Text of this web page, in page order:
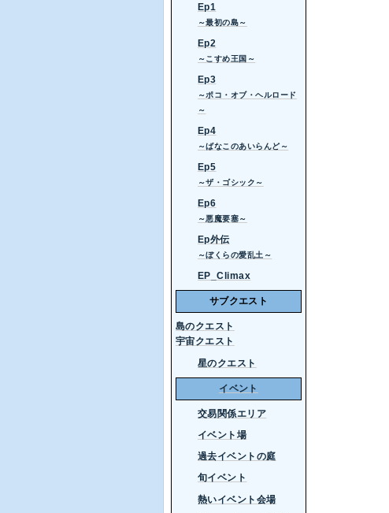
Ep1
～最初の島～
Ep2
～こすめ王国～
Ep3
～ポコ・オブ・ヘルロード
～
Ep4
～ばなこのあいらんど～
Ep5
～ザ・ゴシック～
Ep6
～悪魔要塞～
Ep外伝
～ぼくらの愛乱土～
EP_Climax
サブクエスト
島のクエスト
宇宙クエスト
星のクエスト
イベント
交易関係エリア
イベント場
過去イベントの庭
旬イベント
熱いイベント会場